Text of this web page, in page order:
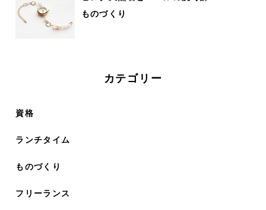
ものづくり
カテゴリー
資格
ランチタイム
ものづくり
フリーランス